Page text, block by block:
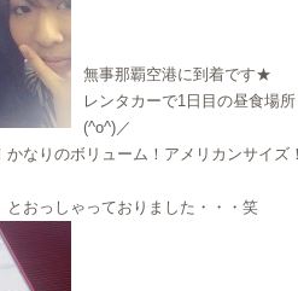
無事那覇空港に到着です★
レンタカーで1日目の昼食場
(^o^)／
なりのボリューム！アメリカンサイズ！
おっしゃっておりました・・・笑